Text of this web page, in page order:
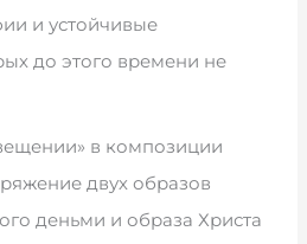
и устойчивые
до этого времени не
в композиции
двух образов
деньми и образа Христа